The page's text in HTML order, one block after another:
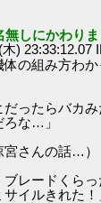
無しにかわり
) 23:33:12.07
体の組み方わ
だったらバカ
ろな…」
さんの話…）
ブレードくら
イルきれた！